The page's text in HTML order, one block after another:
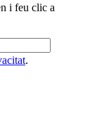
i feu clic a
.